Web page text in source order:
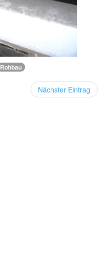
Rohbau
Nächster Eintrag